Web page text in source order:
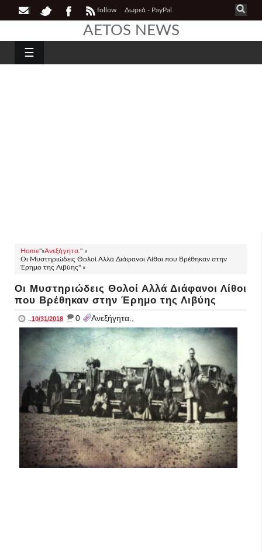
follow Δωρεά - PayPal
AETOS NEWS
☰
Home"»Ανεξήγητα. " »
Οι Μυστηριώδεις Θολοί Αλλά Διάφανοι Λίθοι που Βρέθηκαν στην
Έρημο της Λιβύης" »
Οι Μυστηριώδεις Θολοί Αλλά Διάφανοι Λίθοι
που Βρέθηκαν στην Έρημο της Λιβύης
..10/31/2018 _ 0 Ανεξήγητα.,